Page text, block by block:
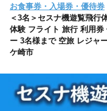
お食事券・入場券・優待券
＜3名＞セスナ機遊覧飛行
体験 フライト 旅行 利用
ー 3名様まで 空旅 レジャ
ケ崎市